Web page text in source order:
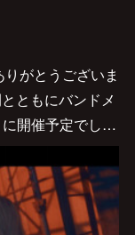
がとうございま
ともにバンドメ
に開催予定でし…